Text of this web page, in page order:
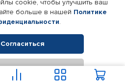
Реквизиты компании
2026. Все права защищены.
товаров Автопрофи.
cookie, чтобы улучшить ваш
больше в нашей Политике
.
Согласиться
Отклонить
В корзину